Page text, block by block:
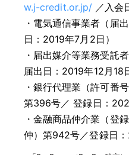
w.j-credit.or.jp/ ／入会
・ 電気通信事業者（届
日：2019年7月2日）
・ 届出媒介等業務受託
届出日：2019年12月18
・銀行代理業（許可番
第396号／ 登録日：
・金融商品仲介業（登
仲）第942号／登録日：